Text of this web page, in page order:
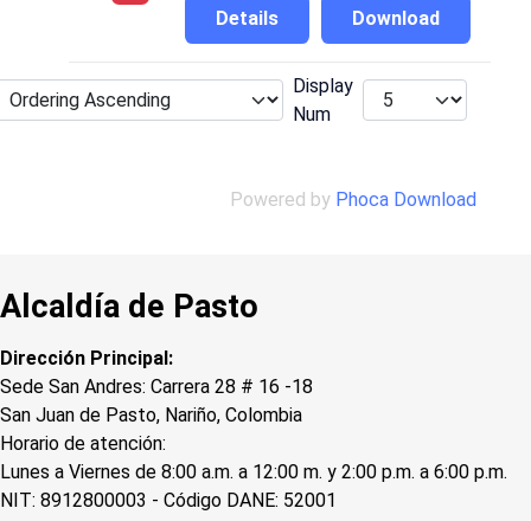
Download
Details
Display
Num
Powered by Phoca Download
Alcaldía de Pasto
Dirección Principal:
Sede San Andres: Carrera 28 # 16 -18
San Juan de Pasto, Nariño, Colombia
Horario de atención:
Lunes a Viernes de 8:00 a.m. a 12:00 m. y 2:00 p.m. a 6:00 p.m.
NIT: 8912800003 - Código DANE: 52001